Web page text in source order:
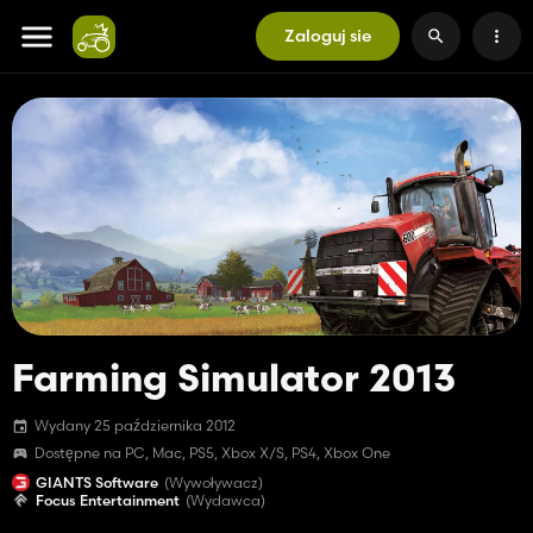
Zaloguj sie
Farming Simulator 2013
Wydany 25 października 2012
Dostępne na PC, Mac, PS5, Xbox X/S, PS4, Xbox One
GIANTS Software (Wywoływacz)
Focus Entertainment (Wydawca)